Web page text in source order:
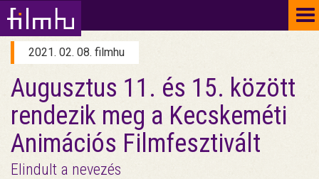
2021. 02. 08. filmhu
Augusztus 11. és 15. között
rendezik meg a Kecskeméti
Animációs Filmfesztivált
Elindult a nevezés